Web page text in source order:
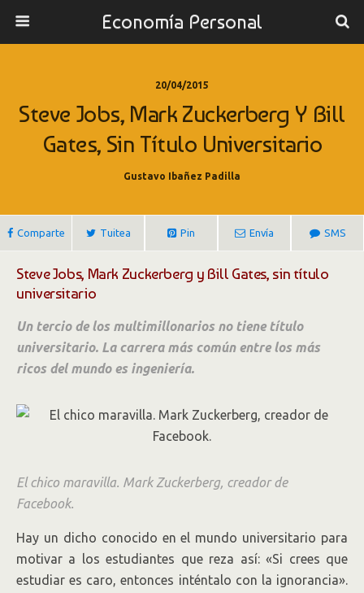
Economía Personal
20/04/2015
Steve Jobs, Mark Zuckerberg Y Bill
Gates, Sin Título Universitario
Gustavo Ibañez Padilla
Comparte Tuitea Pin Envía SMS
Steve Jobs, Mark Zuckerberg y Bill Gates, sin título
universitario
Un tercio de los multimillonarios no tiene título
universitario. La carrera más común entre los más
ricos del mundo es ingeniería.
El chico maravilla. Mark Zuckerberg, creador de
Facebook.
Hay un dicho conocido en el mundo universitario para
motivar a los estudiantes que reza así: «Si crees que
estudiar es caro, entonces inténtalo con la ignorancia».